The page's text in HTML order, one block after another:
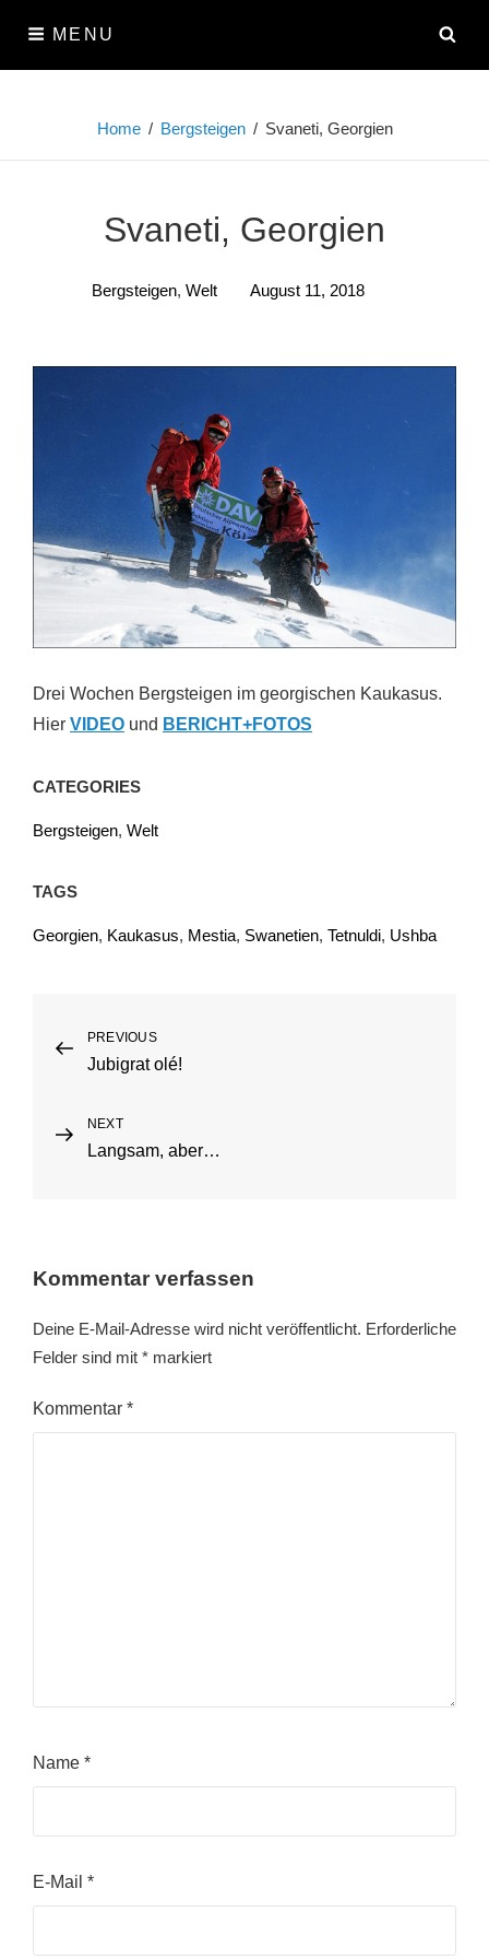
content
MENU
Home / Bergsteigen / Svaneti, Georgien
Svaneti, Georgien
Bergsteigen, Welt August 11, 2018
Drei Wochen Bergsteigen im georgischen Kaukasus.
Hier VIDEO und BERICHT+FOTOS
CATEGORIES
Bergsteigen, Welt
TAGS
Georgien, Kaukasus, Mestia, Swanetien, Tetnuldi, Ushba
Beitragsnavigation
Previous
Post
PREVIOUS
Jubigrat olé!
Next
Post
NEXT
Langsam, aber…
Kommentar verfassen
Deine E-Mail-Adresse wird nicht veröffentlicht. Erforderliche
Felder sind mit * markiert
Kommentar *
Name *
E-Mail *